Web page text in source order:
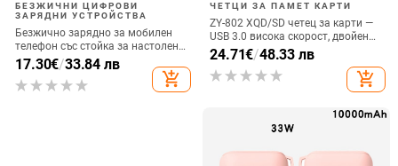
БЕЗЖИЧНИ ЦИФРОВИ
ЗАРЯДНИ УСТРОЙСТВА
Безжично зарядно за мобилен
телефон със стойка за настолен
монтаж за хоризонтално или
вертикално ползване, QC3.0, 2 A,
15 W, Бързо зареждане
17.30€/33.84 лв
add_shopping_cart
ЧЕТЦИ ЗА ПАМЕТ КАРТИ
ZY-802 XQD/SD четец за карти —
USB 3.0 висока скорост, двойен
интерфейс Type-C и USB,
алуминиев сплав + ABS
24.71€/48.33 лв
add_shopping_cart